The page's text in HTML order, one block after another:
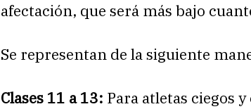
afectación, que será más bajo
Se representan de la siguiente
Clases 11 a 13: Para atletas ciegos